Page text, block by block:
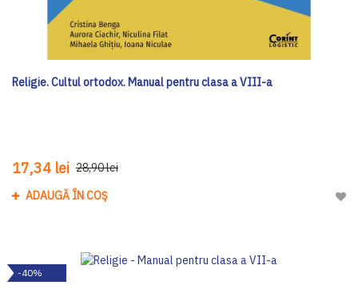
Religie. Cultul ortodox. Manual pentru clasa a VIII-a
17,34 lei 28,90 lei
ADAUGĂ ÎN COȘ
-40%